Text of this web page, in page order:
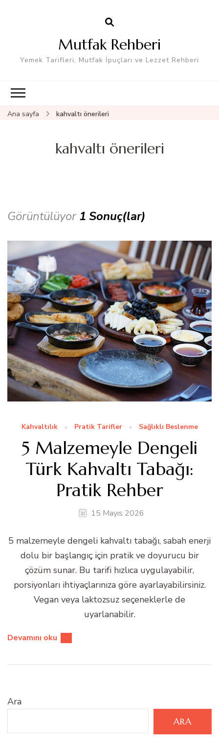
Mutfak Rehberi
Yemek Tarifleri, Mutfak İpuçları ve Lezzet Rehberi
Ana sayfa kahvaltı önerileri
kahvaltı önerileri
Görüntülüyor 1 Sonuç(lar)
Kahvaltılık Pratik Tarifler Sağlıklı Beslenme
5 Malzemeyle Dengeli
Türk Kahvaltı Tabağı:
Pratik Rehber
15 Mayıs 2026
5 malzemeyle dengeli kahvaltı tabağı, sabah enerji
dolu bir başlangıç için pratik ve doyurucu bir
çözüm sunar. Bu tarifi hızlıca uygulayabilir,
porsiyonları ihtiyaçlarınıza göre ayarlayabilirsiniz.
Vegan veya laktozsuz seçeneklerle de
uyarlanabilir.
Devamını oku
Ara
ARA